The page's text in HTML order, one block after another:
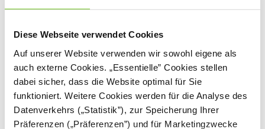
Diese Webseite verwendet Cookies
Auf unserer Website verwenden wir sowohl eigene als
auch externe Cookies. „Essentielle” Cookies stellen
dabei sicher, dass die Website optimal für Sie
funktioniert. Weitere Cookies werden für die Analyse des
Datenverkehrs („Statistik”), zur Speicherung Ihrer
Präferenzen („Präferenzen”) und für Marketingzwecke
Frühlings-Klappkarte
Produktnummer: PLA-WIO-0058
Bunte Blumen -
Produktnummer: PLA-WIO-0001